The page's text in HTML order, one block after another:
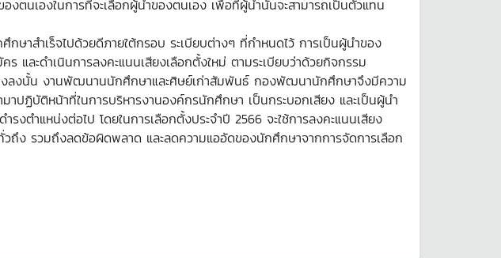
ตนเองในการที่จะเลือกผู้นำของตนเอง เพื่อที่ผู้นำนั้นจะสามารถเป็นตัวแทน
าสำเร็จไปด้วยดีภายใต้กรอบ ระเบียบต่างๆ ที่กำหนดไว้ การเป็นผู้นำของ
และดำเนินการลงคะแนนเสียงเลือกตั้งใหม่ ตามระเบียบว่าด้วยกิจกรรม
น่งลงนั้น งานพัฒนานนักศึกษาและศิษย์เก่าสัมพันธ์ กองพัฒนานักศึกษาจึงมีความ
ปฏิบัติหน้าที่ในการบริหารงานองค์กรนักศึกษา เป็นกระบอกเสียง และเป็นผู้นำ
ตำแหน่งต่อไป โดยในการเลือกตั้งประจำปี 2566 จะใช้การลงคะแนนเสียง
ถึง รวมถึงลดข้อผิดพลาด และลดความแออัดของนักศึกษาจากการจัดการเลือก